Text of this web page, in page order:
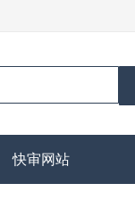
快审网站